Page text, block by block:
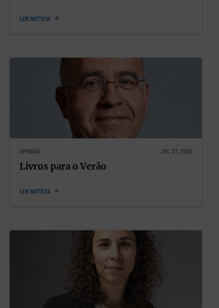
LER NOTÍCIA
OPINIÃO JUL 27, 2026
Livros para o Verão
LER NOTÍCIA